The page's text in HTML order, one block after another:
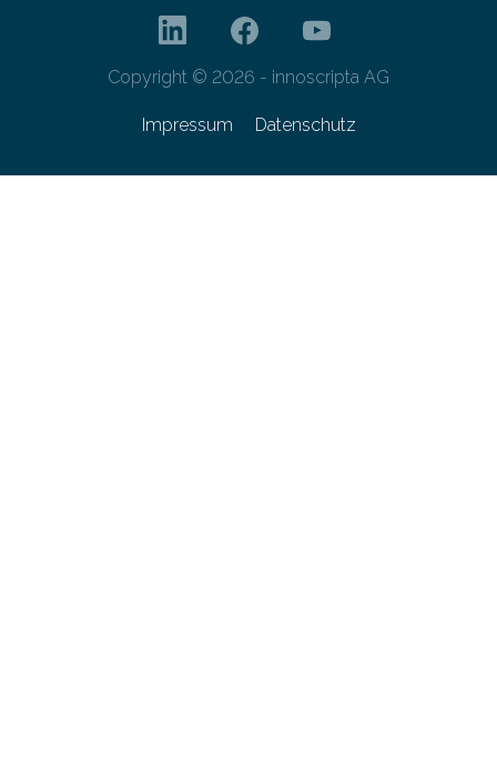
Copyright © 2026 - innoscripta AG
Impressum Datenschutz